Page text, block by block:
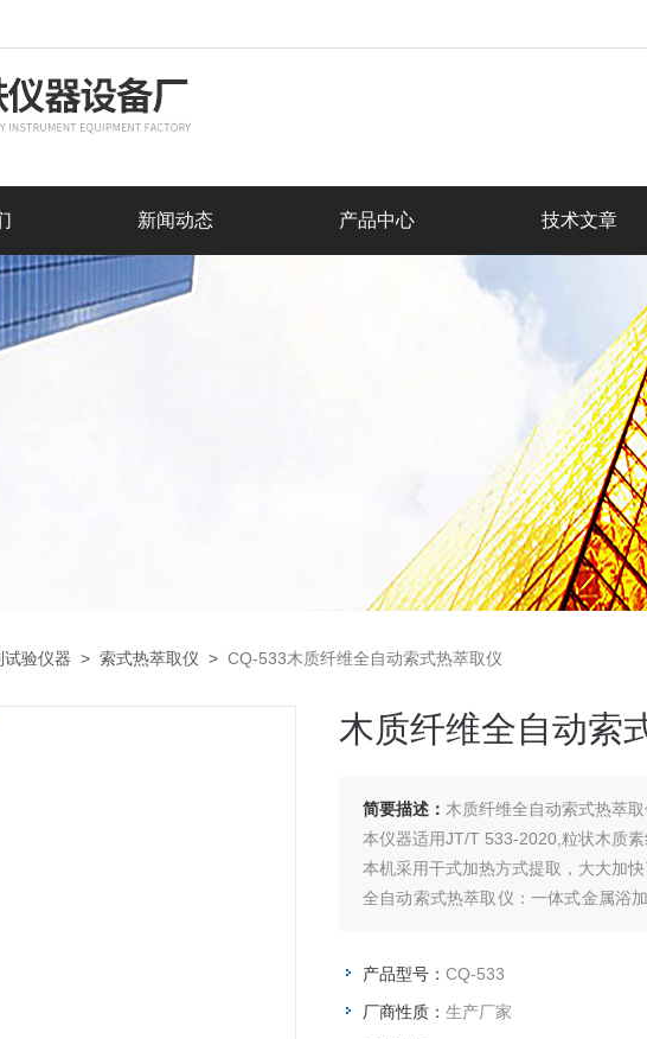
新闻动态 产品中心 技术文章
验仪器 > 索式热萃取仪 > CQ-533木质纤维全自动索式热萃取仪
木质纤维全自动索
简要描述： 木质纤维全自动索式热萃取
本仪器适用JT/T 533-2020,粒状木质
本机采用干式加热方式提取，大大加
全自动索式热萃取仪：一体式金属浴
产品型号： CQ-533
厂商性质： 生产厂家